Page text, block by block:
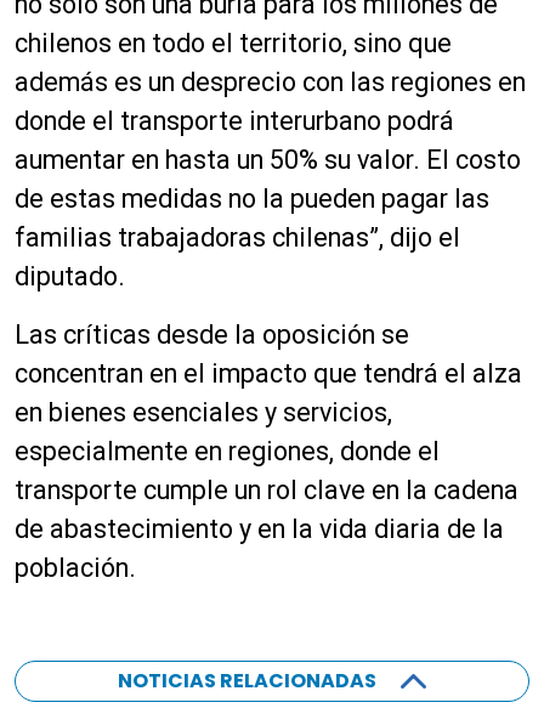
chilenos en todo el territorio, sino que
además es un desprecio con las regiones en
donde el transporte interurbano podrá
aumentar en hasta un 50% su valor. El costo
de estas medidas no la pueden pagar las
familias trabajadoras chilenas”, dijo el
diputado.
Las críticas desde la oposición se
concentran en el impacto que tendrá el alza
en bienes esenciales y servicios,
especialmente en regiones, donde el
transporte cumple un rol clave en la cadena
de abastecimiento y en la vida diaria de la
población.
NOTICIAS RELACIONADAS